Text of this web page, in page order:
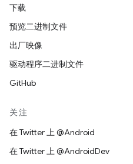
下载
预览二进制文件
出厂映像
驱动程序二进制文件
GitHub
关注
在 Twitter 上 @Android
在 Twitter 上 @AndroidDev